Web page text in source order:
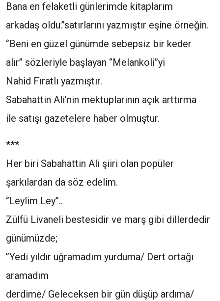
Bana en felaketli günlerimde kitaplarım
arkadaş oldu.’’satırlarını yazmıştır eşine örneğin.
‘’Beni en güzel günümde sebepsiz bir keder
alır’’ sözleriyle başlayan ‘’Melankoli’’yi
Nahid Fıratlı yazmıştır.
Sabahattin Ali’nin mektuplarının açık arttırma
ile satışı gazetelere haber olmuştur.
***
Her biri Sabahattin Ali şiiri olan popüler
şarkılardan da söz edelim.
‘’Leylim Ley’’..
Zülfü Livaneli bestesidir ve marş gibi dillerdedir
günümüzde;
’’Yedi yıldır uğramadım yurduma/ Dert ortağı
aramadım
derdime/ Geleceksen bir gün düşüp ardıma/